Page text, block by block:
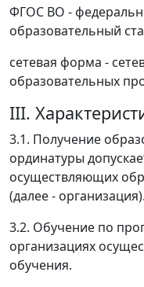
ФГОС ВО -
образовательный
сетевая форма -
образовательных
III.
3.1. Получение
ординатуры
осуществляющих
(далее - организация).
3.2. Обучение по
организациях
обучения.